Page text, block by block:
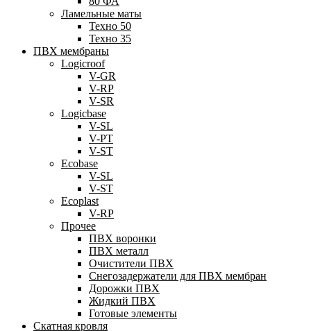
Ламельные маты
Техно 50
Техно 35
ПВХ мембраны
Logicroof
V-GR
V-RP
V-SR
Logicbase
V-SL
V-PT
V-ST
Ecobase
V-SL
V-ST
Ecoplast
V-RP
Прочее
ПВХ воронки
ПВХ металл
Очистители ПВХ
Снегозадержатели для ПВХ мембран
Дорожки ПВХ
Жидкий ПВХ
Готовые элементы
Скатная кровля